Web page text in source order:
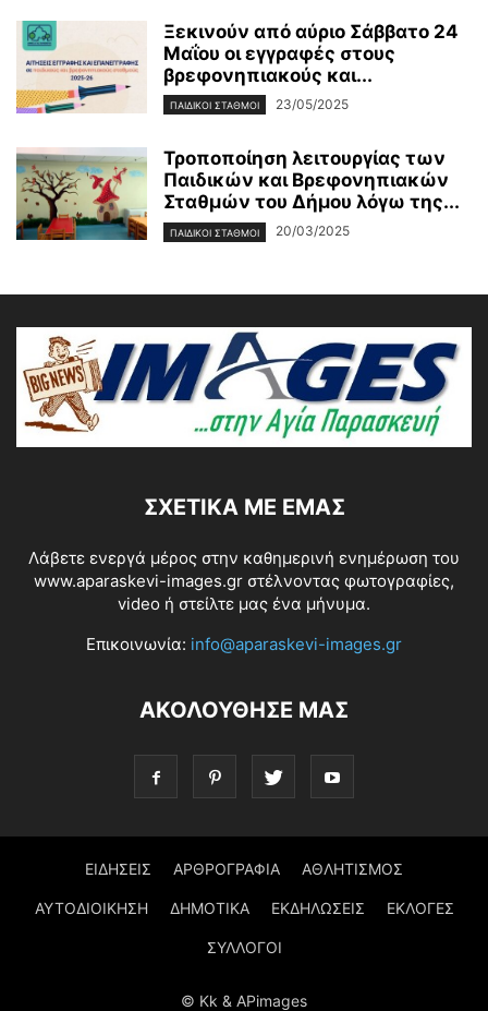
Ξεκινούν από αύριο Σάββατο 24
Μαΐου οι εγγραφές στους
βρεφονηπιακούς και...
ΠΑΙΔΙΚΟΙ ΣΤΑΘΜΟΙ 23/05/2025
Τροποποίηση λειτουργίας των
Παιδικών και Βρεφονηπιακών
Σταθμών του Δήμου λόγω της...
ΠΑΙΔΙΚΟΙ ΣΤΑΘΜΟΙ 20/03/2025
ΣΧΕΤΙΚΆ ΜΕ ΕΜΆΣ
Λάβετε ενεργά μέρος στην καθημερινή ενημέρωση του
www.aparaskevi-images.gr στέλνοντας φωτογραφίες,
video ή στείλτε μας ένα μήνυμα.
Επικοινωνία: info@aparaskevi-images.gr
ΑΚΟΛΟΥΘΗΣΕ ΜΑΣ
ΕΙΔΗΣΕΙΣ ΑΡΘΡΟΓΡΑΦΙΑ ΑΘΛΗΤΙΣΜΟΣ
ΑΥΤΟΔΙΟΙΚΗΣΗ ΔΗΜΟΤΙΚΑ ΕΚΔΗΛΩΣΕΙΣ ΕΚΛΟΓΕΣ
ΣΥΛΛΟΓΟΙ
© Kk & APimages